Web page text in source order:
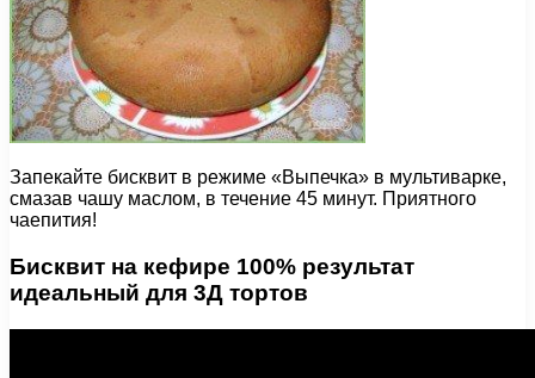
Запекайте бисквит в режиме «Выпечка» в мультиварке,
смазав чашу маслом, в течение 45 минут. Приятного
чаепития!
Бисквит на кефире 100% результат
идеальный для 3Д тортов